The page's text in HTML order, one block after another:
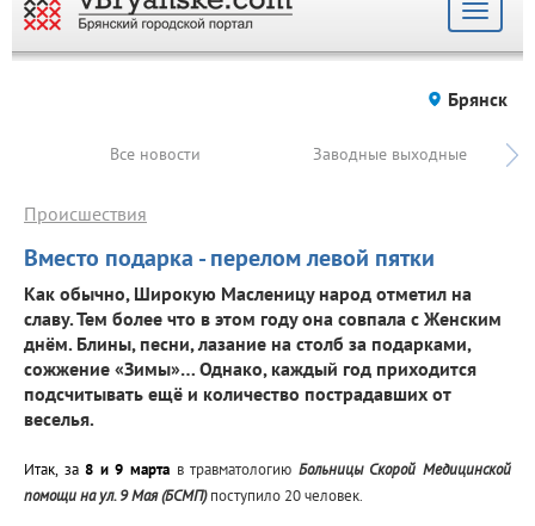
Toggle
Брянск
Все новости Заводные выходные
Вместо подарка - перелом левой пятки
Происшествия
Как обычно, Широкую Масленицу народ отметил на
славу. Тем более что в этом году она совпала с Женским
днём. Блины, песни, лазание на столб за подарками,
сожжение «Зимы»… Однако, каждый год приходится
подсчитывать ещё и количество пострадавших от
веселья.
Итак, за8 и 9 марта в травматологию Больницы Скорой Медицинской
помощи на ул. 9 Мая (БСМП)поступило 20 человек.